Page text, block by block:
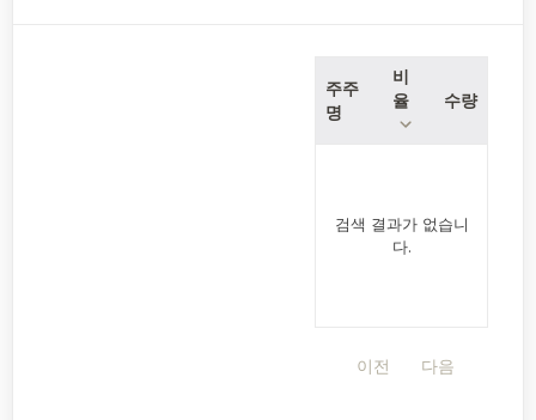
주주
명
비
율
수량
검색 결과가 없습니
다.
이전 다음